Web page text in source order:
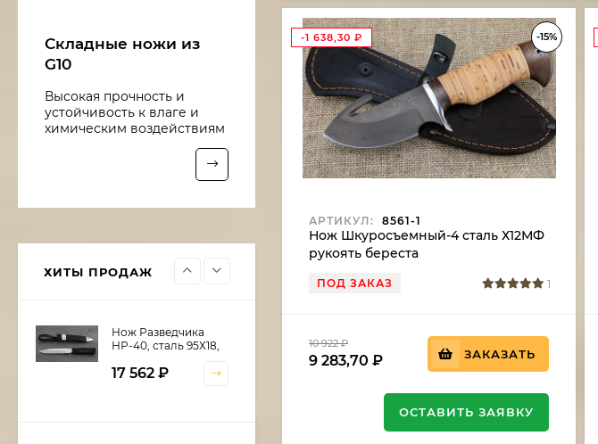
-15%
-1 638,30 ₽
АРТИКУЛ: 8561-1
Нож Шкуросъемный-4 сталь Х12МФ
рукоять береста
ПОД ЗАКАЗ 1
10 922₽
9 283,70 ₽ ЗАКАЗАТЬ
ОСТАВИТЬ ЗАЯВКУ
Складные ножи из
G10
Высокая прочность и
устойчивость к влаге и
химическим воздействиям
ХИТЫ ПРОДАЖ
95х18, рукоять
береста
10 016₽
Нож Рыболов-5 сталь
10 922₽
Нож Разведчика
НР-40, сталь 95Х18,
черный граб,
17 562 ₽